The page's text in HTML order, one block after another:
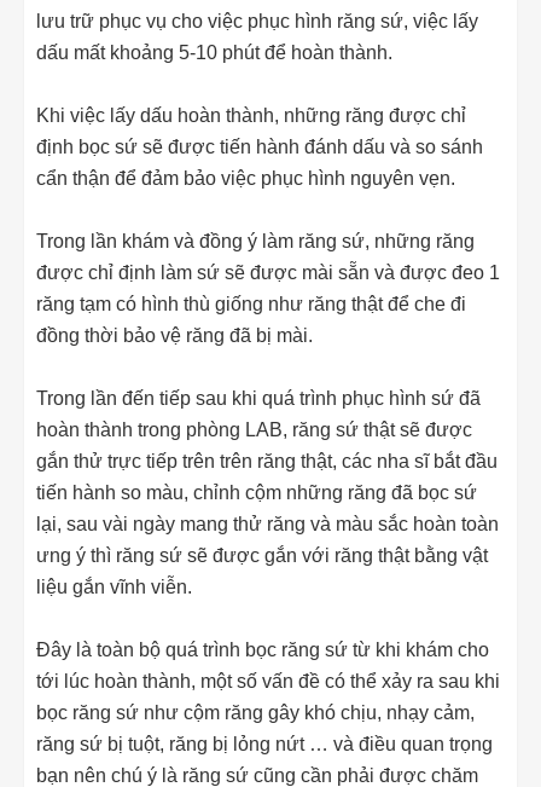
lưu trữ phục vụ cho việc phục hình răng sứ, việc lấy
dấu mất khoảng 5-10 phút để hoàn thành.
Khi việc lấy dấu hoàn thành, những răng được chỉ
định bọc sứ sẽ được tiến hành đánh dấu và so sánh
cẩn thận để đảm bảo việc phục hình nguyên vẹn.
Trong lần khám và đồng ý làm răng sứ, những răng
được chỉ định làm sứ sẽ được mài sẵn và được đeo 1
răng tạm có hình thù giống như răng thật để che đi
đồng thời bảo vệ răng đã bị mài.
Trong lần đến tiếp sau khi quá trình phục hình sứ đã
hoàn thành trong phòng LAB, răng sứ thật sẽ được
gắn thử trực tiếp trên trên răng thật, các nha sĩ bắt đầu
tiến hành so màu, chỉnh cộm những răng đã bọc sứ
lại, sau vài ngày mang thử răng và màu sắc hoàn toàn
ưng ý thì răng sứ sẽ được gắn với răng thật bằng vật
liệu gắn vĩnh viễn.
Đây là toàn bộ quá trình bọc răng sứ từ khi khám cho
tới lúc hoàn thành, một số vấn đề có thể xảy ra sau khi
bọc răng sứ như cộm răng gây khó chịu, nhạy cảm,
răng sứ bị tuột, răng bị lỏng nứt … và điều quan trọng
bạn nên chú ý là răng sứ cũng cần phải được chăm